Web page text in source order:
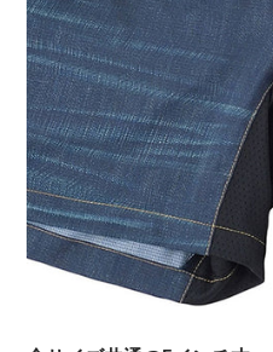
(ややゆったりシルエット)